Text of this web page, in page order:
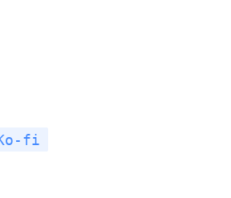
fi